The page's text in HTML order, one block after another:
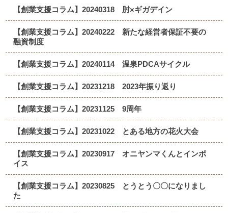
【創業支援コラム】20240318 肘×ギガデイン
【創業支援コラム】20240222 新たな経営者保証不要の
融資制度
【創業支援コラム】20240114 温泉PDCAサイクル
【創業支援コラム】20231218 2023年振り返り
【創業支援コラム】20231125 9周年
【創業支援コラム】20231022 とある地方の花火大会
【創業支援コラム】20230917 オニヤンマくんとインボ
イス
【創業支援コラム】20230825 とうとう〇〇になりまし
た